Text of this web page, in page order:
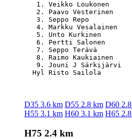
1. Veikko Loukonen
2. Paavo Vesterinen
3. Seppo Repo
4. Markku Vesalainen
5. Unto Kurkinen
6. Pertti Salonen
7. Seppo Terävä
8. Raimo Kaukiainen
9. Jouni J Särkijärvi
D35 3.6 km D55 2.8 km D60
H55 3.1 km H60 3.1 km H65
H75 2.4 km